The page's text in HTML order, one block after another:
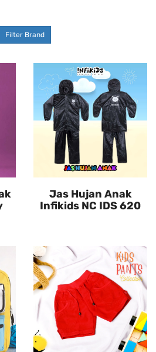
Filter Brand
Jas Hujan Anak
Infikids NC IDS 620